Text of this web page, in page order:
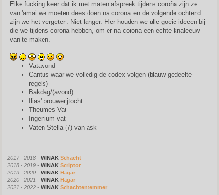
s
t
Elke fucking keer dat ik met maten afspreek tijdens coroña zijn ze
van 'amai we moeten dees doen na corona' en de volgende ochtend
zijn we het vergeten. Niet langer. Hier houden we alle goeie ideeen bij
die we tijdens corona hebben, om er na corona een echte knaleeuw
van te maken.
Vatavond
Cantus waar we volledig de codex volgen (blauw gedeelte
regels)
Bakdag/(avond)
Ilias' brouwerijtocht
Theumes Vat
Ingenium vat
Vaten Stella (7) van ask
2017 - 2018 - WINAK Schacht
2018 - 2019 - WINAK Scriptor
2019 - 2020 - WINAK Hagar
2020 - 2021 - WINAK Hagar
2021 - 2022 - WINAK Schachtentemmer